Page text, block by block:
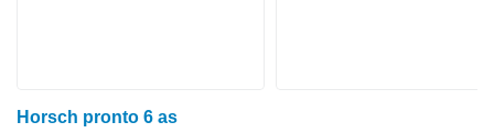
Horsch pronto 6 as